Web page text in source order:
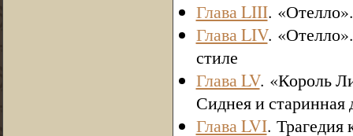
Глава LIII.
Глава LIV.
стиле
Глава LV. «Король
Сиднея и старинная
Глава LVI. Трагедия